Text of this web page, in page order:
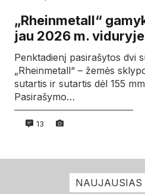
„Rheinmetall“
jau 2026 m. viduryje
Penktadienį pasirašytos dvi
„Rheinmetall“ – žemės
sutartis ir sutartis dėl 155
Pasirašymo…
13
NAUJAUSIAS